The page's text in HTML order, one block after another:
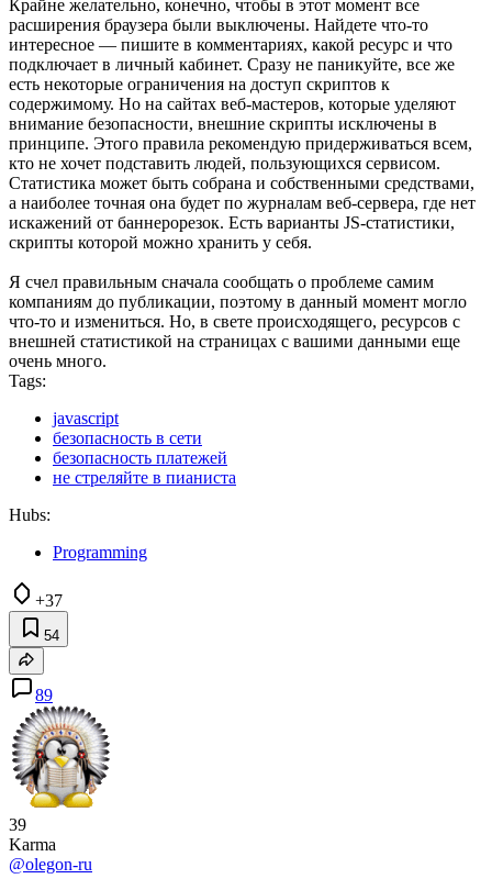
Крайне желательно, конечно, чтобы в этот момент все
расширения браузера были выключены. Найдете что-то
интересное — пишите в комментариях, какой ресурс и что
подключает в личный кабинет. Сразу не паникуйте, все же
есть некоторые ограничения на доступ скриптов к
содержимому. Но на сайтах веб-мастеров, которые уделяют
внимание безопасности, внешние скрипты исключены в
принципе. Этого правила рекомендую придерживаться всем,
кто не хочет подставить людей, пользующихся сервисом.
Статистика может быть собрана и собственными средствами,
а наиболее точная она будет по журналам веб-сервера, где нет
искажений от баннерорезок. Есть варианты JS-статистики,
скрипты которой можно хранить у себя.
Я счел правильным сначала сообщать о проблеме самим
компаниям до публикации, поэтому в данный момент могло
что-то и измениться. Но, в свете происходящего, ресурсов с
внешней статистикой на страницах с вашими данными еще
очень много.
Tags:
javascript
безопасность в сети
безопасность платежей
не стреляйте в пианиста
Hubs:
Programming
+37
54
89
39
Karma
@olegon-ru